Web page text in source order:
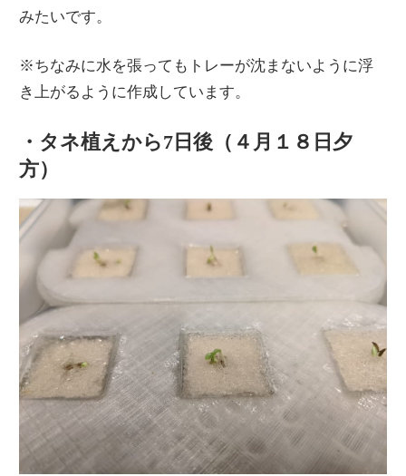
みたいです。
※ちなみに水を張ってもトレーが沈まないように浮
き上がるように作成しています。
・タネ植えから7日後（４月１８日夕
方）